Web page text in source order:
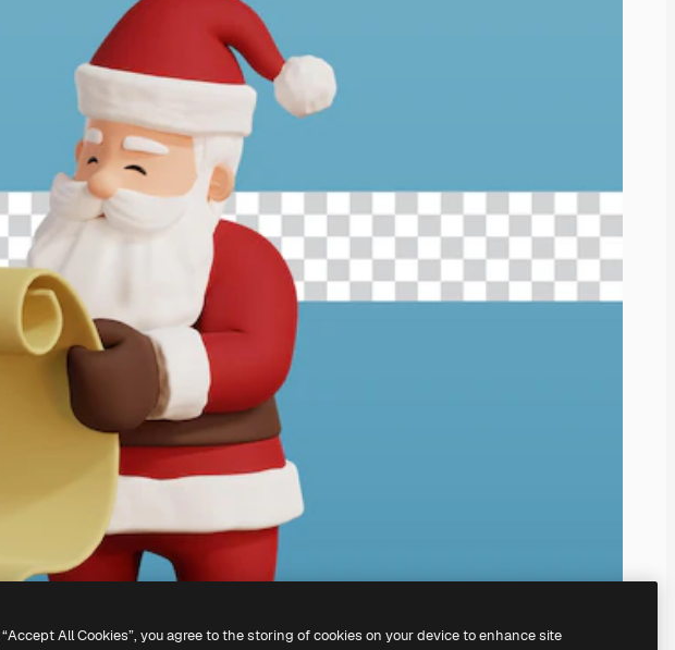
All Cookies”, you agree to the storing of cookies on your device to enhance site